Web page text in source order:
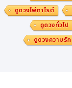
ดูดวงไพ่ทาโรต์
ดูดวงทั่วไป
ดูดวงความรัก